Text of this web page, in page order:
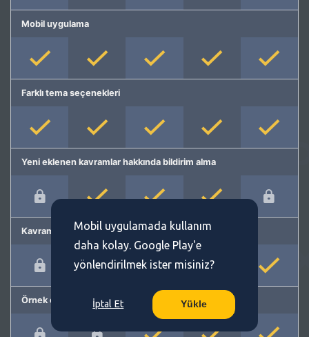
Mobil uygulama
Farklı tema seçenekleri
Yeni eklenen kavramlar hakkında bildirim alma
Kavram önerme
Örnek cümleler
Mobil uygulamada kullanım
daha kolay. Google Play'e
yönlendirilmek ister misiniz?
İptal Et Yükle